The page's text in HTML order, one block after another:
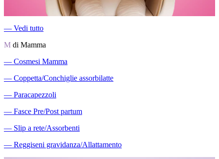
― Vedi tutto
M di Mamma
― Cosmesi Mamma
― Coppetta/Conchiglie assorbilatte
― Paracapezzoli
― Fasce Pre/Post partum
― Slip a rete/Assorbenti
― Reggiseni gravidanza/Allattamento